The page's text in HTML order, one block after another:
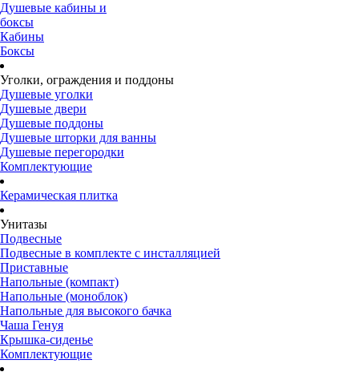
Душевые кабины и
боксы
Кабины
Боксы
Уголки, ограждения и поддоны
Душевые уголки
Душевые двери
Душевые поддоны
Душевые шторки для ванны
Душевые перегородки
Комплектующие
Керамическая плитка
Унитазы
Подвесные
Подвесные в комплекте с инсталляцией
Приставные
Напольные (компакт)
Напольные (моноблок)
Напольные для высокого бачка
Чаша Генуя
Крышка-сиденье
Комплектующие